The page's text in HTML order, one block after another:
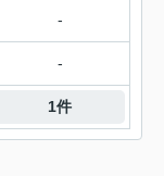
-
-
1件